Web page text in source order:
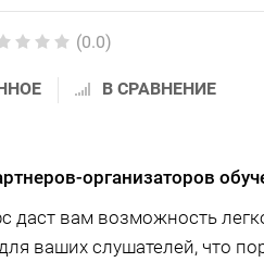
(0.0)
В СРАВНЕНИЕ
организаторов
даст вам возможность
ваших слушателей, что